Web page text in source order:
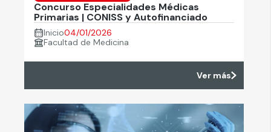
Concurso Especialidades Médicas
Primarias | CONISS y Autofinanciado
Inicio04/01/2026
Facultad de Medicina
Ver más